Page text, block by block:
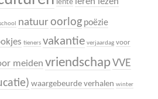
lente
natuur oorlog poëzie
tieners vakantie verjaardag voor
meiden vriendschapVVE
waargebeurde verhalen winter